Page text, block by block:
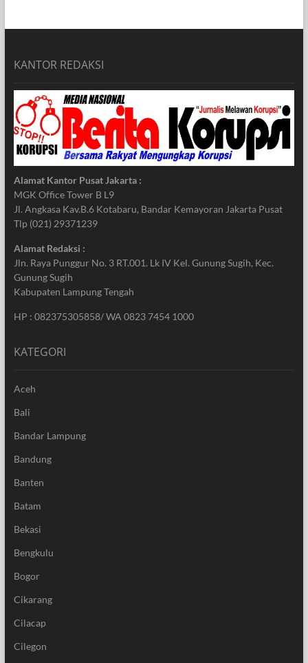
KANTOR REDAKSI
Alamat Kantor Pusat Jakarta :
MGK Office Tower B L9
Jl. Angkasa Kav.B.6 Kotabaru, Bandar Kemayoran Jakarta Pusat
Tlp (021) 29371239
Alamat Redaksi :
Jln. Raya Punggur No. 3 RT.001. Lk IV Kel. Gunung Sugih, Kec.
Gunung Sugih
Kabupaten Lampung Tengah
HP : 082375305858/ WA 0823 7454 1000
KATEGORI
Aceh
Bali
Bandar Lampung
Bandung
Banten
Batam
Bekasi
Bengkulu
Bogor
Cikarang
Cilacap
Cilegon